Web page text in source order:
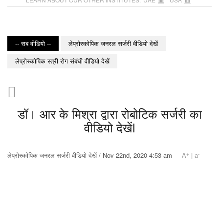
-- सब वीडियो --
लेप्रोस्कोपिक जनरल सर्जरी वीडियो देखें
लेप्रोस्कोपिक स्त्री रोग संबंधी वीडियो देखें
डॉ। आर के मिश्रा द्वारा रोबोटिक सर्जरी का
वीडियो देखेंl
लेप्रोस्कोपिक जनरल सर्जरी वीडियो देखें / Nov 22nd, 2020 4:53 am A+ | a-